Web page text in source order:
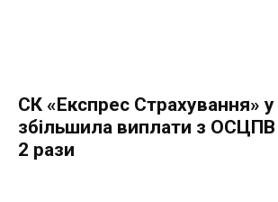
СК «Експрес Страхування» у
збільшила виплати з ОСЦПВ
2 рази